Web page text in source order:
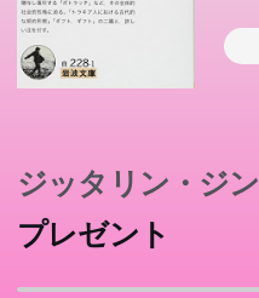
ジッタリン・ジン
プレゼント